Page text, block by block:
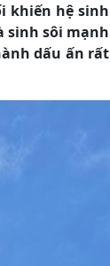
khiến hệ sinh
sinh sôi mạnh
dấu ấn rất